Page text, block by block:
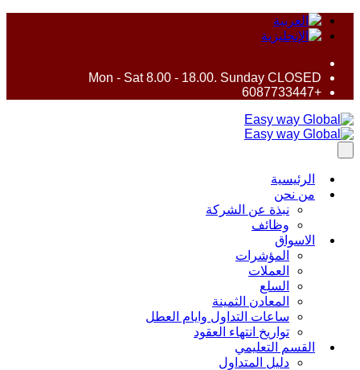
Mon - Sat 8.00 - 18.00. Sunday CLOSED
+6087733447
الرئيسية
من نحن
نبذة عن الشركة
وظائف
الاسواق
المؤشرات
العملات
السلع
المعادن الثمينة
ساعات التداول وايام العطل
تواريخ انتهاء العقود
القسم التعليمي
دليل المتداول